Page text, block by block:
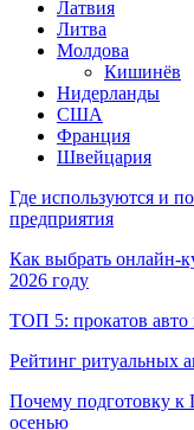
Латвия
Литва
Молдова
Кишинёв
Нидерланды
США
Франция
Швейцария
Где используются и
предприятия
Как выбрать онлайн-
2026 году
ТОП 5: прокатов авто
Рейтинг ритуальных
Почему подготовку
осенью